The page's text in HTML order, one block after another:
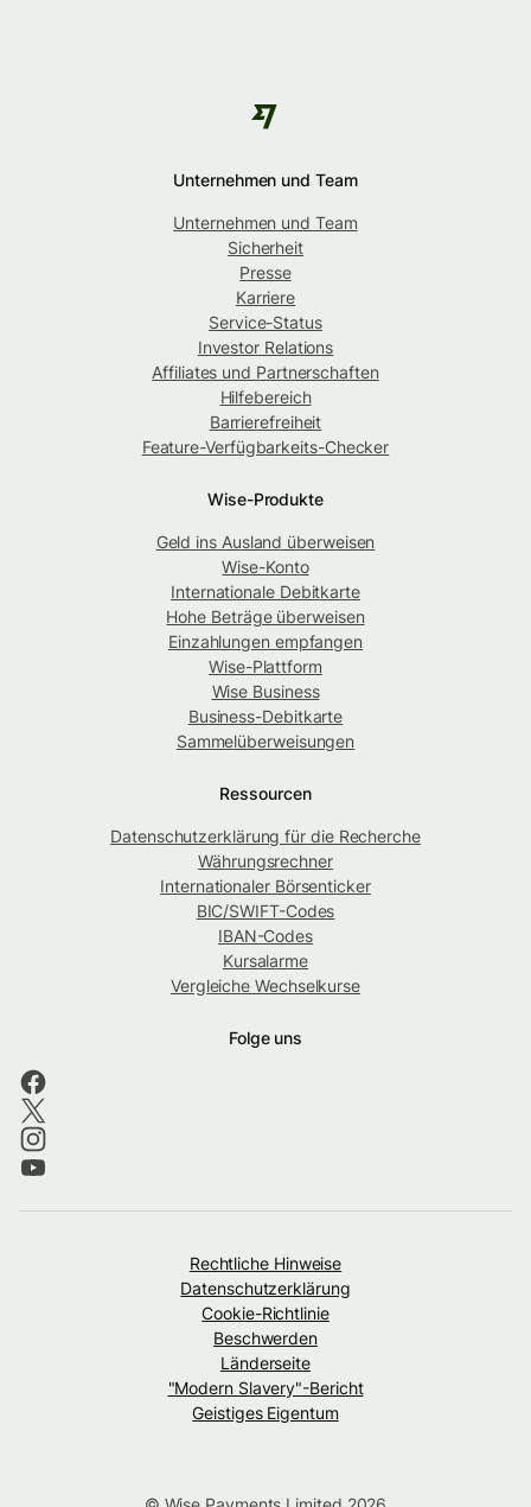
Unternehmen und Team
Unternehmen und Team
Sicherheit
Presse
Karriere
Service-Status
Investor Relations
Affiliates und Partnerschaften
Hilfebereich
Barrierefreiheit
Feature-Verfügbarkeits-Checker
Wise-Produkte
Geld ins Ausland überweisen
Wise-Konto
Internationale Debitkarte
Hohe Beträge überweisen
Einzahlungen empfangen
Wise-Plattform
Wise Business
Business-Debitkarte
Sammelüberweisungen
Ressourcen
Datenschutzerklärung für die Recherche
Währungsrechner
Internationaler Börsenticker
BIC/SWIFT-Codes
IBAN-Codes
Kursalarme
Vergleiche Wechselkurse
Folge uns
Rechtliche Hinweise
Datenschutzerklärung
Cookie-Richtlinie
Beschwerden
Länderseite
"Modern Slavery"-Bericht
Geistiges Eigentum